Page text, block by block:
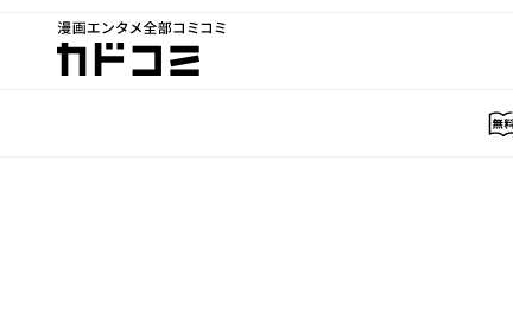
漫画エンタメ全部コミコミ
カドコミ